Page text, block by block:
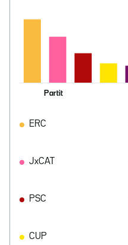
Partit
ERC
JxCAT
PSC
CUP